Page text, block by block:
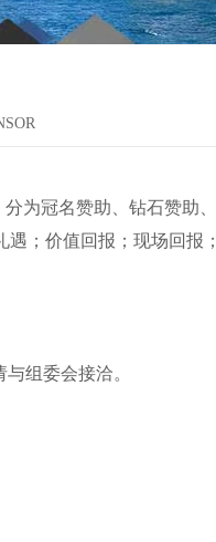
为冠名赞助、钻石赞助、
；价值回报；现场回报；
组委会接洽。